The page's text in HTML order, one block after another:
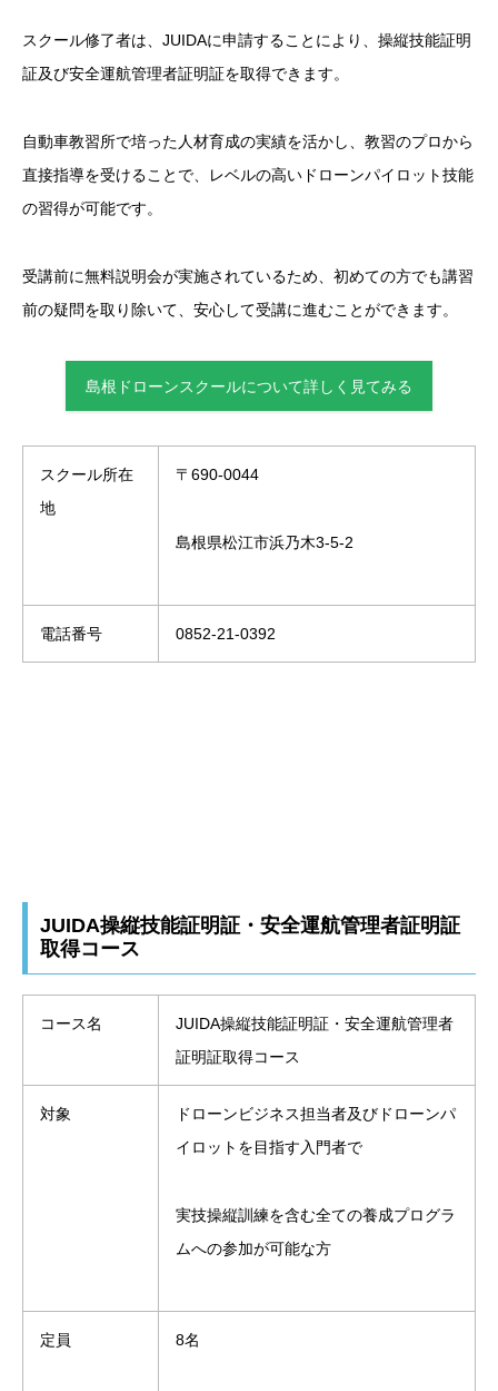
スクール修了者は、JUIDAに申請することにより、操縦技能証明
証及び安全運航管理者証明証を取得できます。
自動車教習所で培った人材育成の実績を活かし、教習のプロから
直接指導を受けることで、レベルの高いドローンパイロット技能
の習得が可能です。
受講前に無料説明会が実施されているため、初めての方でも講習
前の疑問を取り除いて、安心して受講に進むことができます。
島根ドローンスクールについて詳しく見てみる
スクール所在
地
〒690-0044
島根県松江市浜乃木3-5-2
電話番号 0852-21-0392
JUIDA操縦技能証明証・安全運航管理者証明証
取得コース
コース名
JUIDA操縦技能証明証・安全運航管理者
証明証取得コース
対象
ドローンビジネス担当者及びドローンパ
イロットを目指す入門者で
実技操縦訓練を含む全ての養成プログラ
ムへの参加が可能な方
定員 8名